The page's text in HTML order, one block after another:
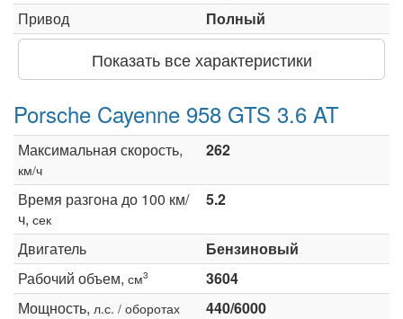
Привод
Полный
Показать все характеристики
Porsche Cayenne 958 GTS 3.6 AT
Максимальная скорость,
км/ч
262
Время разгона до 100 км/
ч, сек
5.2
Двигатель
Бензиновый
Рабочий объем, см3
3604
Мощность, л.с. / оборотах
440/6000